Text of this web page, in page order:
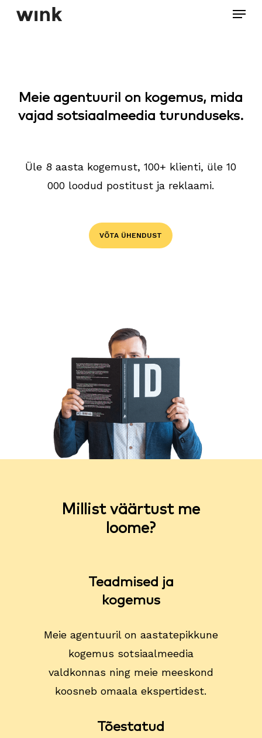
Skip
Menu
Meie agentuuril on kogemus, mida
vajad sotsiaalmeedia turunduseks.
Üle 8 aasta kogemust, 100+ klienti, üle 10
000 loodud postitust ja reklaami.
VÕTA ÜHENDUST
Millist väärtust me
loome?
Teadmised ja
kogemus
Meie agentuuril on aastatepikkune
kogemus sotsiaalmeedia
valdkonnas ning meie meeskond
koosneb omaala ekspertidest.
Tõestatud